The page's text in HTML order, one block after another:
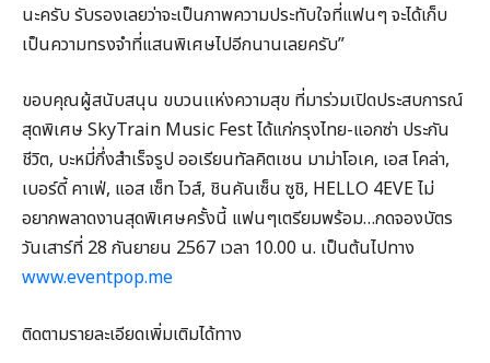
นะครับ รับรองเลยว่าจะเป็นภาพความประทับใจที่แฟนๆ จะได้เก็บ
เป็นความทรงจำที่แสนพิเศษไปอีกนานเลยครับ”
ขอบคุณผู้สนับสนุน ขบวนเเห่งความสุข ที่มาร่วมเปิดประสบการณ์
สุดพิเศษ SkyTrain Music Fest ได้แก่กรุงไทย-แอกซ่า ประกัน
ชีวิต, บะหมี่กึ่งสำเร็จรูป ออเรียนทัลคิตเชน มาม่าโอเค, เอส โคล่า,
เบอร์ดี้ คาเฟ่, แอส เซ็ท ไวส์, ชินคันเซ็น ซูชิ, HELLO 4EVE ไม่
อยากพลาดงานสุดพิเศษครั้งนี้ แฟนๆเตรียมพร้อม…กดจองบัตร
วันเสาร์ที่ 28 กันยายน 2567 เวลา 10.00 น. เป็นต้นไปทาง
www.eventpop.me
ติดตามรายละเอียดเพิ่มเติมได้ทาง